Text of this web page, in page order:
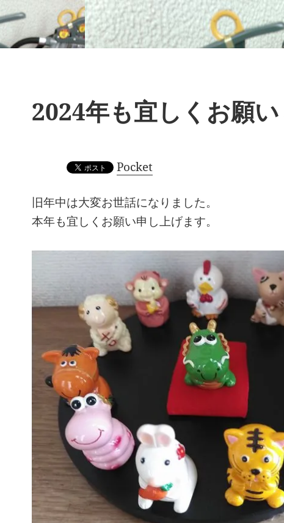
2024年も宜しくお願い
Pocket
旧年中は大変お世話になりました。
本年も宜しくお願い申し上げます。